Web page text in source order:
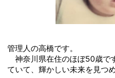
管理人の高橋です。
神奈川県在住のほぼ50歳で
ていて、輝かしい未来を見つ